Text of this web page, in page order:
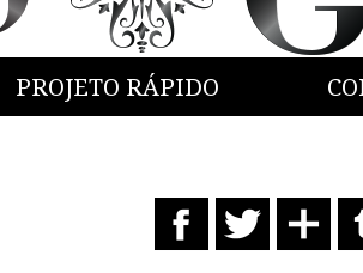
PROJETO RÁPIDO